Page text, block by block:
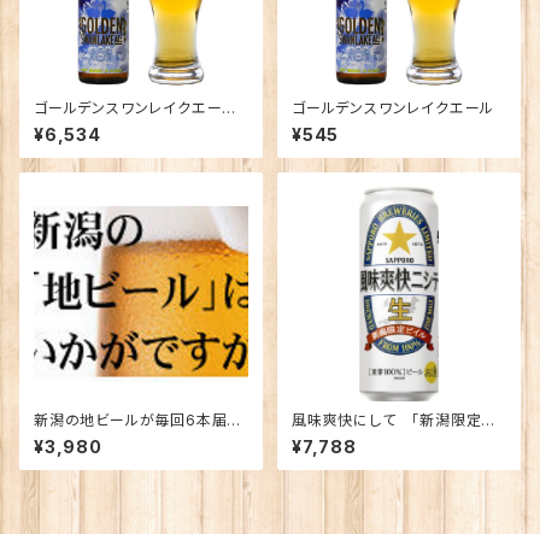
ゴールデンスワンレイクエール×
12本
¥6,534
ゴールデンスワンレイクエール
¥545
新潟の地ビールが毎回6本届き
ます！【定期便】
¥3,980
風味爽快にして 「新潟限定ビ
イル」500缶 1ケース
¥7,788